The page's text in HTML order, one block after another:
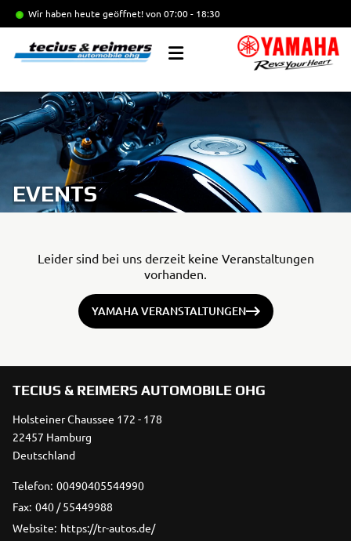
Wir haben heute geöffnet!von 07:00 - 18:30
EVENTS
Leider sind bei uns derzeit keine Veranstaltungen
vorhanden.
YAMAHA VERANSTALTUNGEN
TECIUS & REIMERS AUTOMOBILE OHG
Holsteiner Chaussee 172 - 178
22457 Hamburg
Deutschland
Telefon: 00490405544990
Fax: 040 / 55449988
Website: https://tr-autos.de/